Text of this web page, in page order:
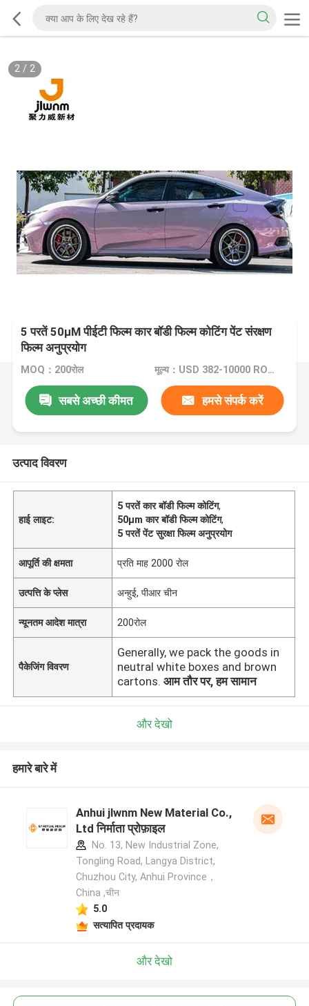
2/ 2
5 परतें 50μM पीईटी फिल्म कार बॉडी फिल्म कोटिंग पेंट संरक्षण
फिल्म अनुप्रयोग
MOQ：200रोल मूल्य：USD 382-10000 ROLL
सबसे अच्छी कीमत हमसे संपर्क करें
उत्पाद विवरण
हाई लाइट:
5 परतें कार बॉडी फिल्म कोटिंग,
50μm कार बॉडी फिल्म कोटिंग,
5 परतें पेंट सुरक्षा फिल्म अनुप्रयोग
आपूर्ति की क्षमता प्रति माह 2000 रोल
उत्पत्ति के प्लेस अन्हुई, पीआर चीन
न्यूनतम आदेश मात्रा 200रोल
पैकेजिंग विवरण
Generally, we pack the goods in
neutral white boxes and brown
cartons. आम तौर पर, हम सामान
और देखो
हमारे बारे में
Anhui jlwnm New Material Co.,
Ltd निर्माता प्रोफ़ाइल
No. 13, New Industrial Zone,
Tongling Road, Langya District,
Chuzhou City, Anhui Province，
China ,चीन
5.0
सत्यापित प्रदायक
और देखो